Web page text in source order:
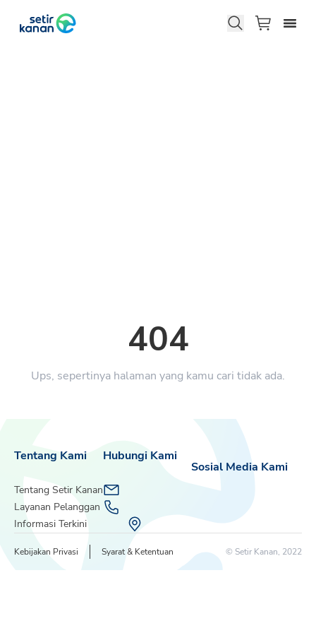
404
Ups, sepertinya halaman yang kamu cari tidak ada.
Tentang Kami
Tentang Setir Kanan
Layanan Pelanggan
Informasi Terkini
Sosial Media Kami
Hubungi Kami
Kebijakan Privasi Syarat & Ketentuan © Setir Kanan, 2022